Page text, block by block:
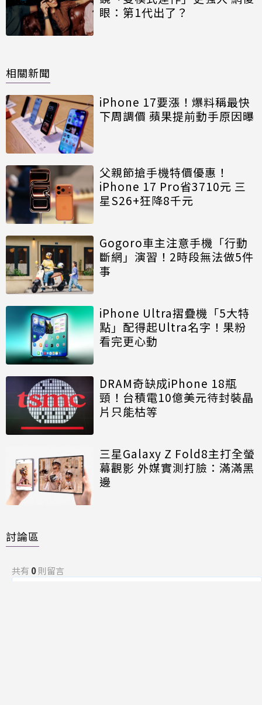
眼：第1代出了？
相關新聞
iPhone 17要漲！爆料稱最快
下周調價 蘋果提前動手原因曝
父親節搶手機特價優惠！
iPhone 17 Pro省3710元 三
星S26+狂降8千元
Gogoro車主注意手機「行動
斷網」演習！2時段無法做5件
事
iPhone Ultra摺疊機「5大特
點」配得起Ultra名字！果粉
看完更心動
DRAM奇缺成iPhone 18瓶
頸！台積電10億美元待封裝晶
片只能枯等
三星Galaxy Z Fold8主打全螢
幕觀影 外媒實測打臉：滿滿黑
邊
討論區
共有 0則留言